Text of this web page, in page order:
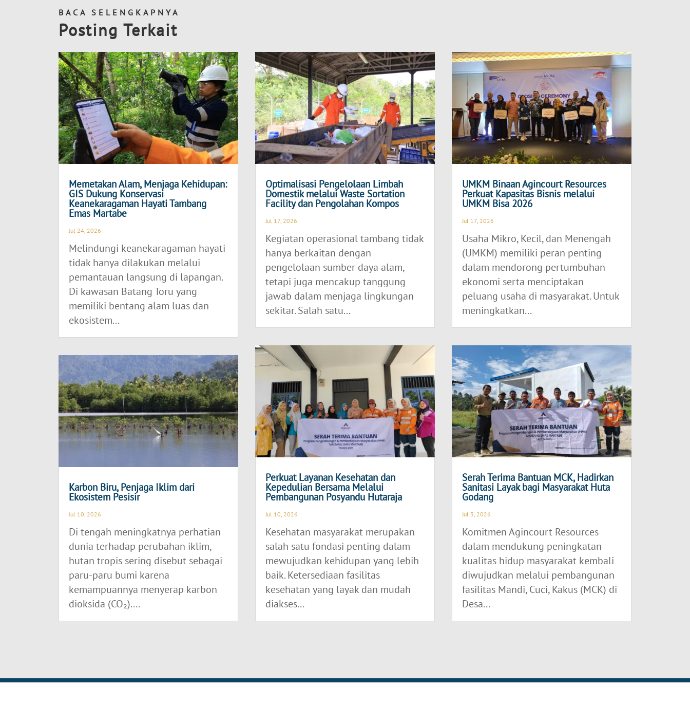
BACA SELENGKAPNYA
Posting Terkait
Memetakan Alam, Menjaga Kehidupan:
GIS Dukung Konservasi
Keanekaragaman Hayati Tambang
Emas Martabe
Jul 24, 2026
Melindungi keanekaragaman hayati
tidak hanya dilakukan melalui
pemantauan langsung di lapangan.
Di kawasan Batang Toru yang
memiliki bentang alam luas dan
ekosistem...
Karbon Biru, Penjaga Iklim dari
Ekosistem Pesisir
Jul 10, 2026
Di tengah meningkatnya perhatian
dunia terhadap perubahan iklim,
hutan tropis sering disebut sebagai
paru-paru bumi karena
kemampuannya menyerap karbon
dioksida (CO₂)....
Optimalisasi Pengelolaan Limbah
Domestik melalui Waste Sortation
Facility dan Pengolahan Kompos
Jul 17, 2026
Kegiatan operasional tambang tidak
hanya berkaitan dengan
pengelolaan sumber daya alam,
tetapi juga mencakup tanggung
jawab dalam menjaga lingkungan
sekitar. Salah satu...
Perkuat Layanan Kesehatan dan
Kepedulian Bersama Melalui
Pembangunan Posyandu Hutaraja
Jul 10, 2026
Kesehatan masyarakat merupakan
salah satu fondasi penting dalam
mewujudkan kehidupan yang lebih
baik. Ketersediaan fasilitas
kesehatan yang layak dan mudah
diakses...
UMKM Binaan Agincourt Resources
Perkuat Kapasitas Bisnis melalui
UMKM Bisa 2026
Jul 17, 2026
Usaha Mikro, Kecil, dan Menengah
(UMKM) memiliki peran penting
dalam mendorong pertumbuhan
ekonomi serta menciptakan
peluang usaha di masyarakat. Untuk
meningkatkan...
Serah Terima Bantuan MCK, Hadirkan
Sanitasi Layak bagi Masyarakat Huta
Godang
Jul 3, 2026
Komitmen Agincourt Resources
dalam mendukung peningkatan
kualitas hidup masyarakat kembali
diwujudkan melalui pembangunan
fasilitas Mandi, Cuci, Kakus (MCK) di
Desa...